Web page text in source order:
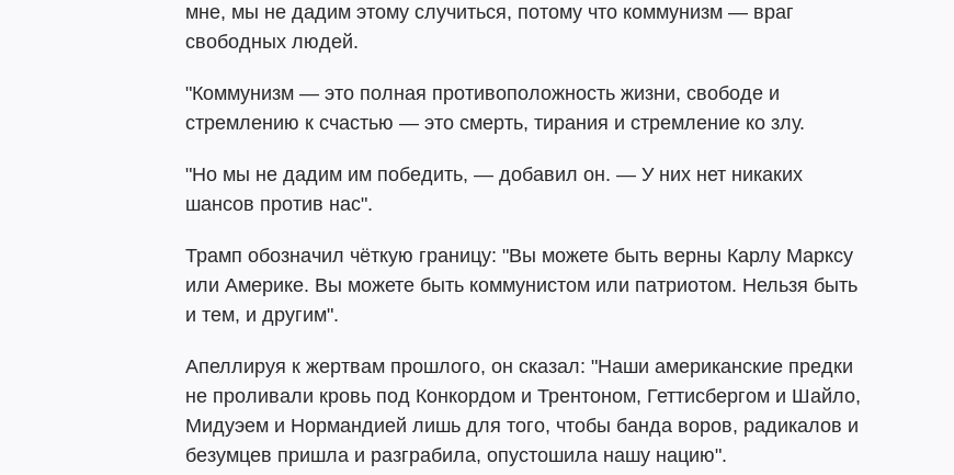
мне, мы не дадим этому случиться, потому что коммунизм — враг
свободных людей.
"Коммунизм — это полная противоположность жизни, свободе и
стремлению к счастью — это смерть, тирания и стремление ко злу.
"Но мы не дадим им победить, — добавил он. — У них нет никаких
шансов против нас".
Трамп обозначил чёткую границу: "Вы можете быть верны Карлу Марксу
или Америке. Вы можете быть коммунистом или патриотом. Нельзя быть
и тем, и другим".
Апеллируя к жертвам прошлого, он сказал: "Наши американские предки
не проливали кровь под Конкордом и Трентоном, Геттисбергом и Шайло,
Мидуэем и Нормандией лишь для того, чтобы банда воров, радикалов и
безумцев пришла и разграбила, опустошила нашу нацию".